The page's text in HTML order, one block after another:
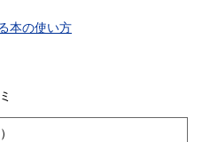
本の使い方